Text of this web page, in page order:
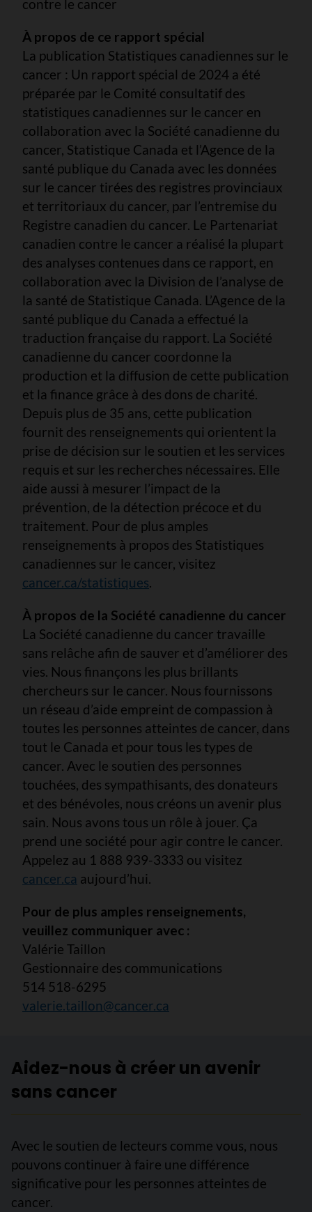
contre le cancer
À propos de ce rapport spécial
La publication Statistiques canadiennes sur le
cancer : Un rapport spécial de 2024 a été
préparée par le Comité consultatif des
statistiques canadiennes sur le cancer en
collaboration avec la Société canadienne du
cancer, Statistique Canada et l’Agence de la
santé publique du Canada avec les données
sur le cancer tirées des registres provinciaux
et territoriaux du cancer, par l’entremise du
Registre canadien du cancer. Le Partenariat
canadien contre le cancer a réalisé la plupart
des analyses contenues dans ce rapport, en
collaboration avec la Division de l’analyse de
la santé de Statistique Canada. L’Agence de la
santé publique du Canada a effectué la
traduction française du rapport. La Société
canadienne du cancer coordonne la
production et la diffusion de cette publication
et la finance grâce à des dons de charité.
Depuis plus de 35 ans, cette publication
fournit des renseignements qui orientent la
prise de décision sur le soutien et les services
requis et sur les recherches nécessaires. Elle
aide aussi à mesurer l’impact de la
prévention, de la détection précoce et du
traitement. Pour de plus amples
renseignements à propos des Statistiques
canadiennes sur le cancer, visitez
cancer.ca/statistiques.
À propos de la Société canadienne du cancer
La Société canadienne du cancer travaille
sans relâche afin de sauver et d’améliorer des
vies. Nous finançons les plus brillants
chercheurs sur le cancer. Nous fournissons
un réseau d’aide empreint de compassion à
toutes les personnes atteintes de cancer, dans
tout le Canada et pour tous les types de
cancer. Avec le soutien des personnes
touchées, des sympathisants, des donateurs
et des bénévoles, nous créons un avenir plus
sain. Nous avons tous un rôle à jouer. Ça
prend une société pour agir contre le cancer.
Appelez au 1 888 939-3333 ou visitez
cancer.ca aujourd’hui.
Pour de plus amples renseignements,
veuillez communiquer avec :
Valérie Taillon
Gestionnaire des communications
514 518-6295
valerie.taillon@cancer.ca
Aidez-nous à créer un avenir
sans cancer
Avec le soutien de lecteurs comme vous, nous
pouvons continuer à faire une différence
significative pour les personnes atteintes de
cancer.